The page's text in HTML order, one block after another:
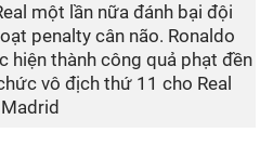
một lần nữa đánh bại đội
penalty cân não. Ronaldo
hiện thành công quả phạt đền
vô địch thứ 11 cho Real
Madrid